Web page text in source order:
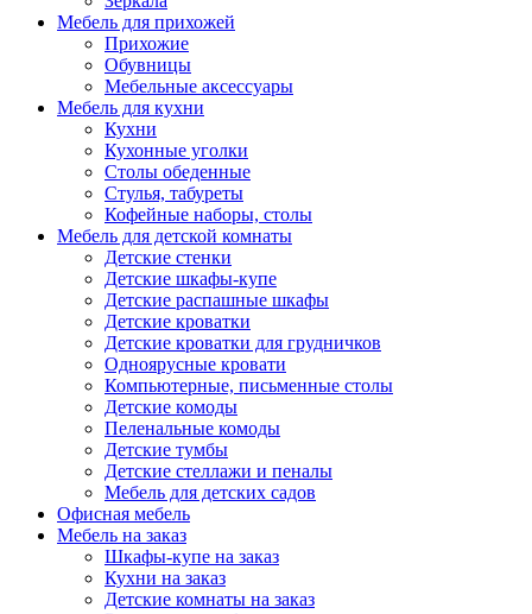
Мебель для прихожей
Прихожие
Обувницы
Мебельные аксессуары
Мебель для кухни
Кухни
Кухонные уголки
Столы обеденные
Стулья, табуреты
Кофейные наборы, столы
Мебель для детской комнаты
Детские стенки
Детские шкафы-купе
Детские распашные шкафы
Детские кроватки
Детские кроватки для грудничков
Одноярусные кровати
Компьютерные, письменные столы
Детские комоды
Пеленальные комоды
Детские тумбы
Детские стеллажи и пеналы
Мебель для детских садов
Офисная мебель
Мебель на заказ
Шкафы-купе на заказ
Кухни на заказ
Детские комнаты на заказ